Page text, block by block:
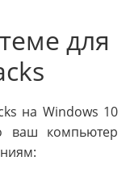
для
на Windows 10
ваш компьютер